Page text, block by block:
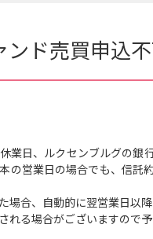
ド売買申込
業日、ルクセンブルグの
の営業日の場合でも、信託
場合、自動的に翌営業日以降
れる場合がございますので予